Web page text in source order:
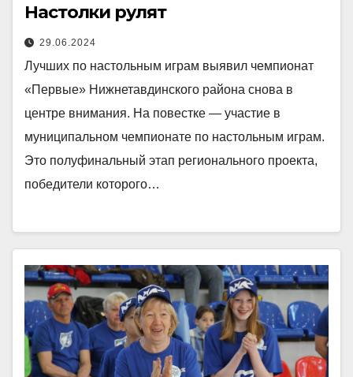
Настолки рулят
29.06.2024
Лучших по настольным играм выявил чемпионат
«Первые» Нижнетавдинского района снова в
центре внимания. На повестке — участие в
муниципальном чемпионате по настольным играм.
Это полуфинальный этап регионального проекта,
победители которого…